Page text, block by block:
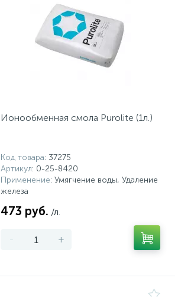
Ионообменная смола Purolite (1л.)
Код товара: 37275
Артикул: 0-25-8420
Применение: Умягчение воды, Удаление
железа
473 руб. /л.
- +